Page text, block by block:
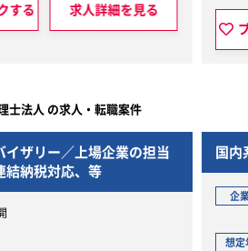
ブックマークする 求
士法人 の求人・転職案件
場企業の担当
等
国内系大手の税
企業名 非公開
350万円